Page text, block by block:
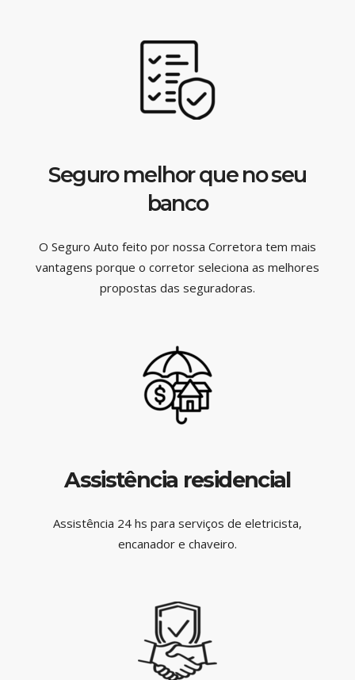
Seguro melhor que no seu
banco
O Seguro Auto feito por nossa Corretora tem mais
vantagens porque o corretor seleciona as melhores
propostas das seguradoras.
Assistência residencial
Assistência 24 hs para serviços de eletricista,
encanador e chaveiro.